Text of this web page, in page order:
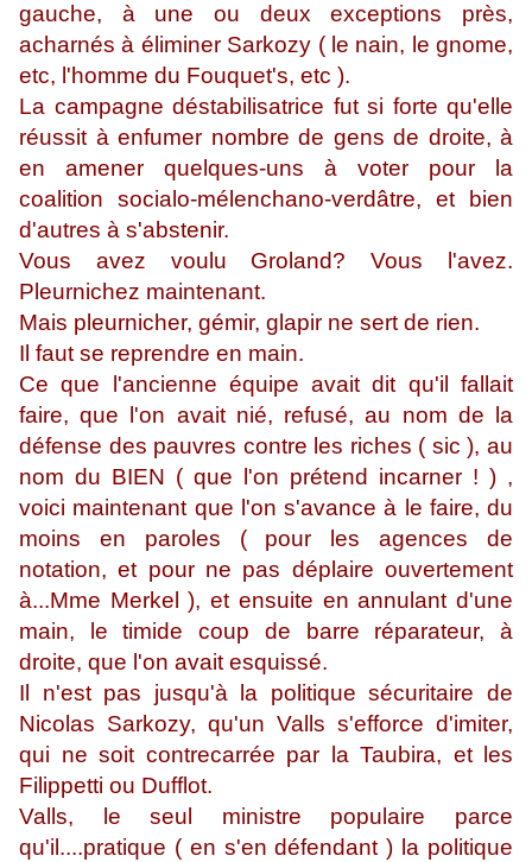
gauche, à une ou deux exceptions près,
acharnés à éliminer Sarkozy ( le nain, le gnome,
etc, l'homme du Fouquet's, etc ).
La campagne déstabilisatrice fut si forte qu'elle
réussit à enfumer nombre de gens de droite, à
en amener quelques-uns à voter pour la
coalition socialo-mélenchano-verdâtre, et bien
d'autres à s'abstenir.
Vous avez voulu Groland? Vous l'avez.
Pleurnichez maintenant.
Mais pleurnicher, gémir, glapir ne sert de rien.
Il faut se reprendre en main.
Ce que l'ancienne équipe avait dit qu'il fallait
faire, que l'on avait nié, refusé, au nom de la
défense des pauvres contre les riches ( sic ), au
nom du BIEN ( que l'on prétend incarner ! ) ,
voici maintenant que l'on s'avance à le faire, du
moins en paroles ( pour les agences de
notation, et pour ne pas déplaire ouvertement
à...Mme Merkel ), et ensuite en annulant d'une
main, le timide coup de barre réparateur, à
droite, que l'on avait esquissé.
Il n'est pas jusqu'à la politique sécuritaire de
Nicolas Sarkozy, qu'un Valls s'efforce d'imiter,
qui ne soit contrecarrée par la Taubira, et les
Filippetti ou Dufflot.
Valls, le seul ministre populaire parce
qu'il....pratique ( en s'en défendant ) la politique